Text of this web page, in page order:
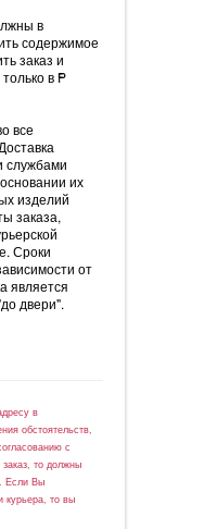
в
содержимое
заказ и
в =
P
все
службами
их
изделий
заказа,
Сроки
от
является
двери".
в
обстоятельств,
с
то должны
Если Вы
курьера, то вы